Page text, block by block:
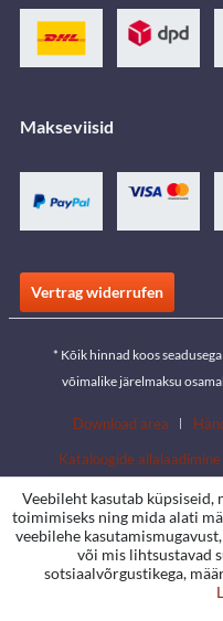
Makseviisid
Vertrag widerrufen
* Kõik hinnad koos
võimalike järelmaksu
Download area
Kataloogide allalaadimine
Veebileht kasutab küpsiseid,
toimimiseks ning mida alati
veebilehe
või mis lihtsustavad
sotsiaalvõrgustikega,